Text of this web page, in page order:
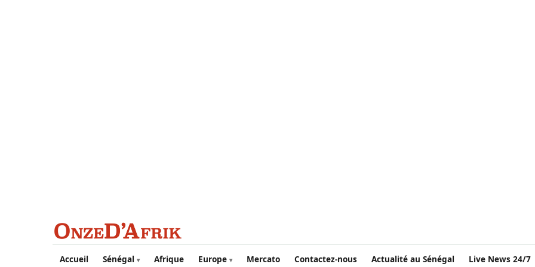
Aller au contenu principal
Accueil Sénégal Afrique Europe Mercato Contactez-nous Actualité au Sénégal Live News 24/7